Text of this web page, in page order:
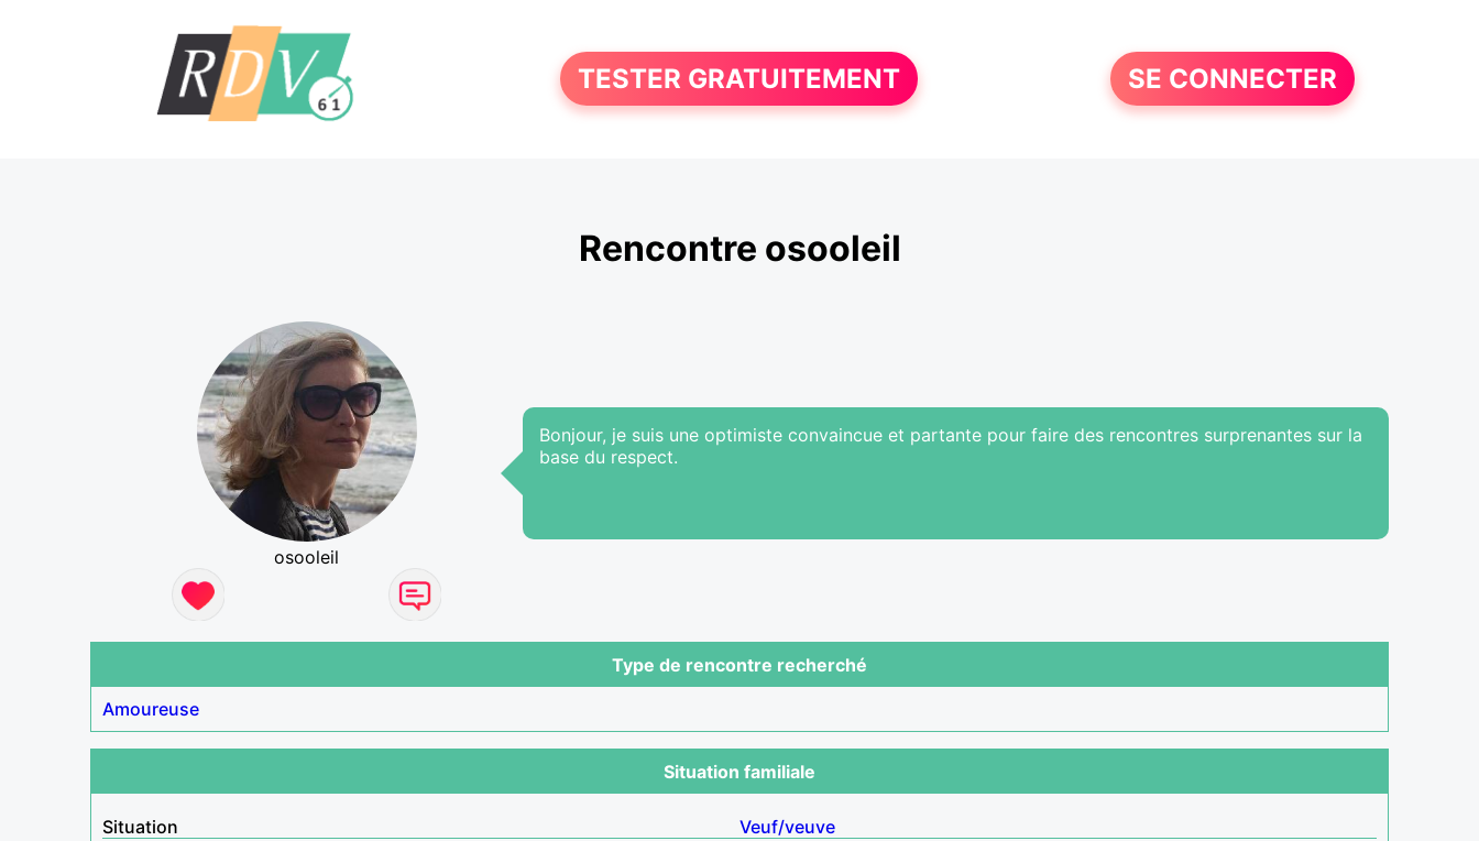
TESTER GRATUITEMENT SE CONNECTER
Rencontre osooleil
osooleil
Bonjour, je suis une optimiste convaincue et partante pour faire des rencontres surprenantes sur la
base du respect.
Type de rencontre recherché
Amoureuse
Situation familiale
Situation
Veuf/veuve